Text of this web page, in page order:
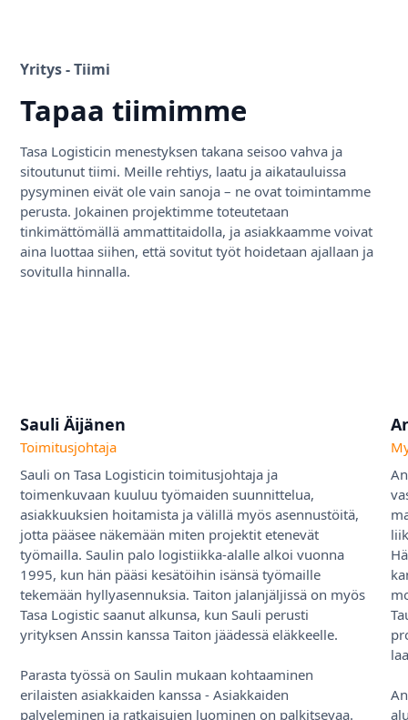
Yritys - Tiimi
Tapaa tiimimme
Tasa Logisticin menestyksen takana seisoo vahva ja
sitoutunut tiimi. Meille rehtiys, laatu ja aikatauluissa
pysyminen eivät ole vain sanoja – ne ovat toimintamme
perusta. Jokainen projektimme toteutetaan
tinkimättömällä ammattitaidolla, ja asiakkaamme voivat
aina luottaa siihen, että sovitut työt hoidetaan ajallaan ja
sovitulla hinnalla.
Sauli Äijänen
Toimitusjohtaja
Sauli on Tasa Logisticin toimitusjohtaja ja
toimenkuvaan kuuluu työmaiden suunnittelua,
asiakkuuksien hoitamista ja välillä myös asennustöitä,
jotta pääsee näkemään miten projektit etenevät
työmailla. Saulin palo logistiikka-alalle alkoi vuonna
1995, kun hän pääsi kesätöihin isänsä työmaille
tekemään hyllyasennuksia. Taiton jalanjäljissä on myös
Tasa Logistic saanut alkunsa, kun Sauli perusti
yrityksen Anssin kanssa Taiton jäädessä eläkkeelle.
Parasta työssä on Saulin mukaan kohtaaminen
erilaisten asiakkaiden kanssa - Asiakkaiden
palveleminen ja ratkaisujen luominen on palkitsevaa.